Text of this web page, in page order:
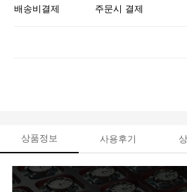
배송비결제
주문시 결제
상품정보 사용후기